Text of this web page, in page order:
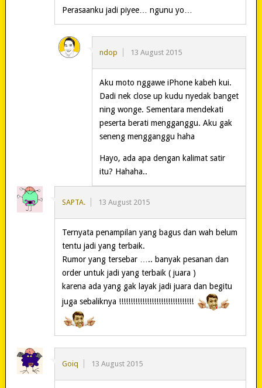
Perasaanku jadi piyee… ngunu yo…
ndop 13 August 2015
Aku moto nggawe iPhone kabeh kui.
Dadi nek close up kudu nyedak banget
ning wonge. Sementara mendekati
peserta berati mengganggu. Aku gak
seneng mengganggu haha
Hayo, ada apa dengan kalimat satir
itu? Hahaha..
SAPTA. 13 August 2015
Ternyata penampilan yang bagus dan wah belum
tentu jadi yang terbaik.
Rumor yang tersebar ….. banyak pesanan dan
order untuk jadi yang terbaik ( juara )
karena ada yang gak layak jadi juara dan begitu
juga sebaliknya !!!!!!!!!!!!!!!!!!!!!!!!!!!!!!!!
Goiq 13 August 2015